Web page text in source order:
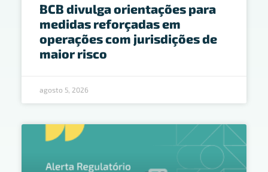
BCB divulga orientações para
medidas reforçadas em
operações com jurisdições de
maior risco
agosto 5, 2026